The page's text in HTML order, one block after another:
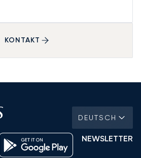
KONTAKT
DEUTSCH
NEWSLETTER